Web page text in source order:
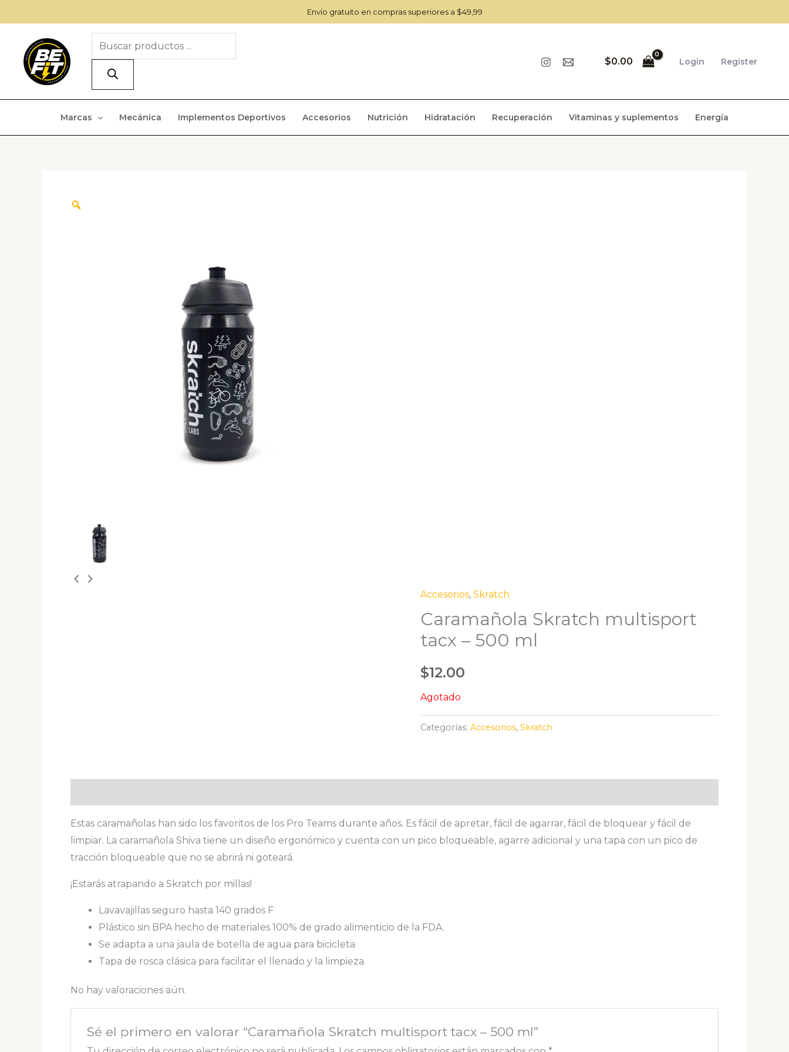
al
contenido
Envío gratuito en compras superiores a $49,99
Búsqueda
de
productos
$0.00 Login Register
Marcas Mecánica Implementos Deportivos Accesorios Nutrición Hidratación Recuperación Vitaminas y suplementos Energía
Accesorios,Skratch
Caramañola Skratch multisport
tacx – 500 ml
$12.00
Agotado
Categorías:Accesorios,Skratch
Estas caramañolas han sido los favoritos de los Pro Teams durante años. Es fácil de apretar, fácil de agarrar, fácil de bloquear y fácil de
limpiar. La caramañola Shiva tiene un diseño ergonómico y cuenta con un pico bloqueable, agarre adicional y una tapa con un pico de
tracción bloqueable que no se abrirá ni goteará.
¡Estarás atrapando a Skratch por millas!
Lavavajillas seguro hasta 140 grados F
Plástico sin BPA hecho de materiales 100% de grado alimenticio de la FDA.
Se adapta a una jaula de botella de agua para bicicleta
Tapa de rosca clásica para facilitar el llenado y la limpieza.
No hay valoraciones aún.
Sé el primero en valorar “Caramañola Skratch multisport tacx – 500 ml”